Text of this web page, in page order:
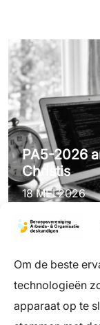
Om de beste
technologieën
apparaat op te
PA5-2026
Christis
18 MEI 2026